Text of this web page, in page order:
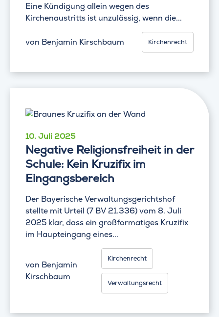
Eine Kündigung allein wegen des
Kirchenaustritts ist unzulässig, wenn die...
von Benjamin Kirschbaum Kirchenrecht
10. Juli 2025
Negative Religionsfreiheit in der
Schule: Kein Kruzifix im
Eingangsbereich
Der Bayerische Verwaltungsgerichtshof
stellte mit Urteil (7 BV 21.336) vom 8. Juli
2025 klar, dass ein großformatiges Kruzifix
im Haupteingang eines...
von Benjamin
Kirschbaum
Kirchenrecht
Verwaltungsrecht